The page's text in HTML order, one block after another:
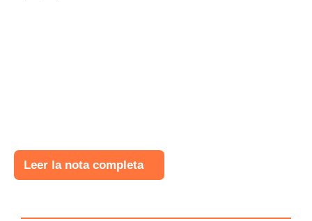
Leer la nota completa